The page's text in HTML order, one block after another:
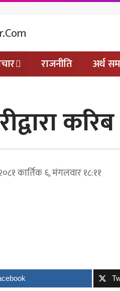
राजनीति अर्थ
कार्तिक ६, मंगलवार १८:११